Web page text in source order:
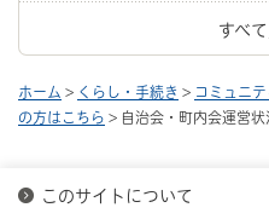
すべ
ホーム > くらし・手続き > コミュニ
の方はこちら > 自治会・町内会運営
このサイトについて